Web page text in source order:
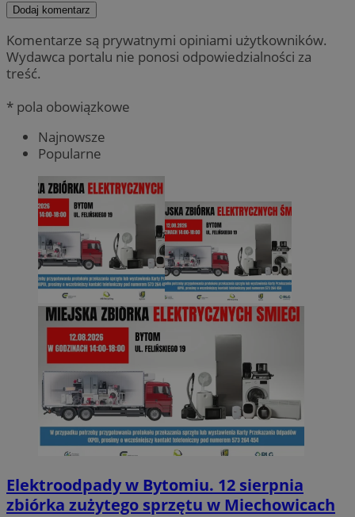
Dodaj komentarz
Komentarze są prywatnymi opiniami użytkowników.
Wydawca portalu nie ponosi odpowiedzialności za
treść.
* pola obowiązkowe
Najnowsze
Popularne
Elektroodpady w Bytomiu. 12 sierpnia
zbiórka zużytego sprzętu w Miechowicach